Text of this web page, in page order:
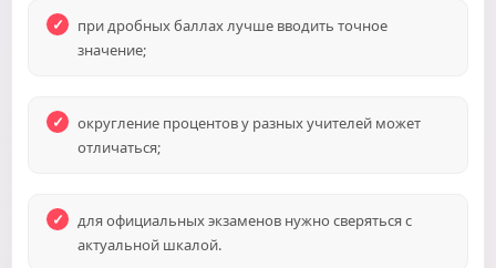
при дробных баллах лучше вводить точное
значение;
округление процентов у разных учителей может
отличаться;
для официальных экзаменов нужно сверяться с
актуальной шкалой.